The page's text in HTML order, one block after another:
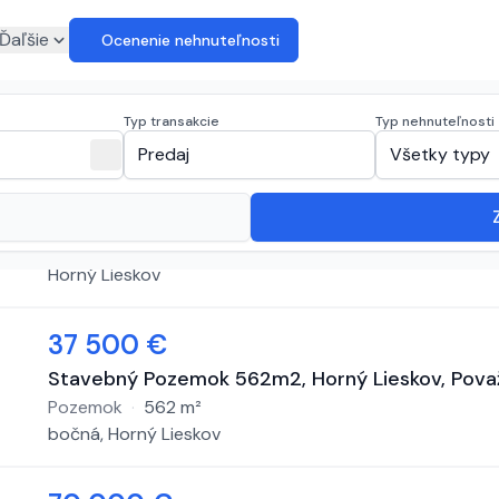
Ďaľšie Ocenenie nehnuteľnosti
Typ transakcie
Predaj
Typ nehnuteľnosti
Všetky typy
239 000 €
Posuňte sa v živote správnym smerom – Na
Rodinný dom · 635m²
Horný Lieskov
37 500 €
Stavebný Pozemok 562m2, Horný Lieskov,
Pozemok · 562 m²
bočná, Horný Lieskov